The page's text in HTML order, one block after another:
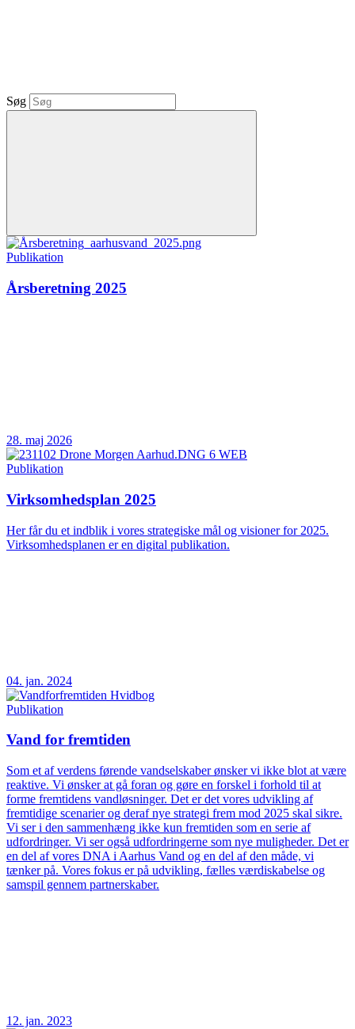
Søg
Publikation
Årsberetning 2025
28. maj 2026
Publikation
Virksomhedsplan 2025
Her får du et indblik i vores strategiske mål og visioner for 2025.
Virksomhedsplanen er en digital publikation.
04. jan. 2024
Publikation
Vand for fremtiden
Som et af verdens førende vandselskaber ønsker vi ikke blot at være
reaktive. Vi ønsker at gå foran og gøre en forskel i forhold til at
forme fremtidens vandløsninger. Det er det vores udvikling af
fremtidige scenarier og deraf nye strategi frem mod 2025 skal sikre.
Vi ser i den sammenhæng ikke kun fremtiden som en serie af
udfordringer. Vi ser også udfordringerne som nye muligheder. Det er
en del af vores DNA i Aarhus Vand og en del af den måde, vi
tænker på. Vores fokus er på udvikling, fælles værdiskabelse og
samspil gennem partnerskaber.
12. jan. 2023